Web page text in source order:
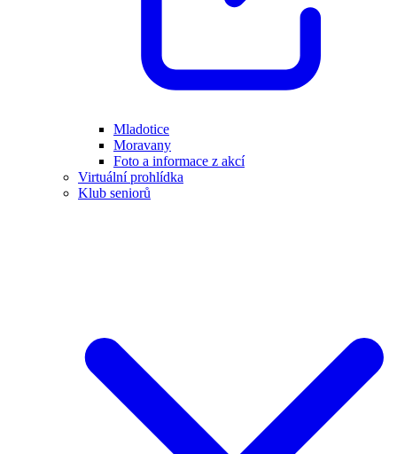
Mladotice
Moravany
Foto a informace z akcí
Virtuální prohlídka
Klub seniorů